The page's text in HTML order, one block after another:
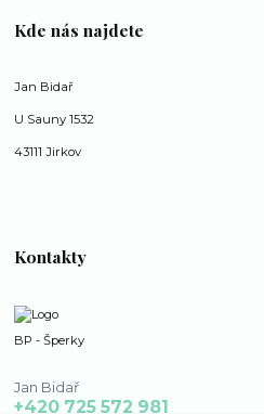
Kde nás najdete
Jan Bidař
U Sauny 1532
43111 Jirkov
Kontakty
BP - Šperky
Jan Bidař
+420 725 572 981